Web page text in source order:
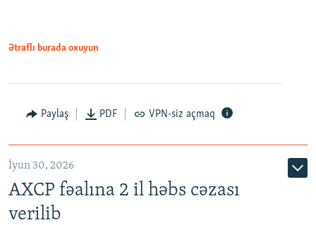
Ətraflı burada oxuyun
Paylaş PDF VPN-siz açmaq
İyun 30, 2026
AXCP fəalına 2 il həbs cəzası
verilib